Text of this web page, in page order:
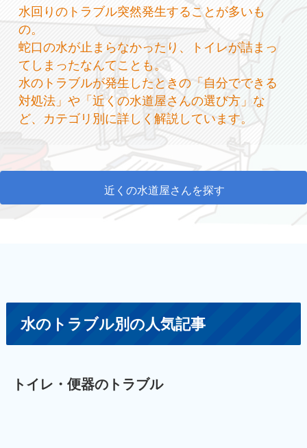
水回りのトラブル突然発生することが多いも
の。
蛇口の水が止まらなかったり、トイレが詰まっ
てしまったなんてことも。
水のトラブルが発生したときの「自分でできる
対処法」や「近くの水道屋さんの選び方」な
ど、カテゴリ別に詳しく解説しています。
近くの水道屋さんを探す
水のトラブル別の人気記事
トイレ・便器のトラブル